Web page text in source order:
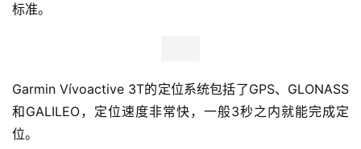
标准。
Garmin Vívoactive 3T的定位系统包括了GPS、GLONASS
和GALILEO，定位速度非常快，一般3秒之内就能完成定
位。